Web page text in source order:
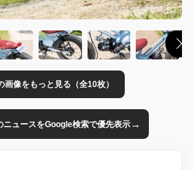
画像をもっと見る（全10枚）
ニュースをGoogle検索で優先表示→